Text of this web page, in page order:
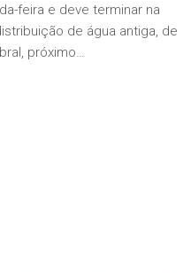
feira e deve terminar na
de água antiga, de
próximo…